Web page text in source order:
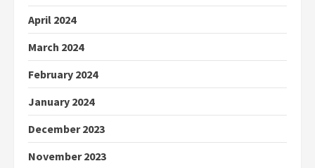
April 2024
March 2024
February 2024
January 2024
December 2023
November 2023